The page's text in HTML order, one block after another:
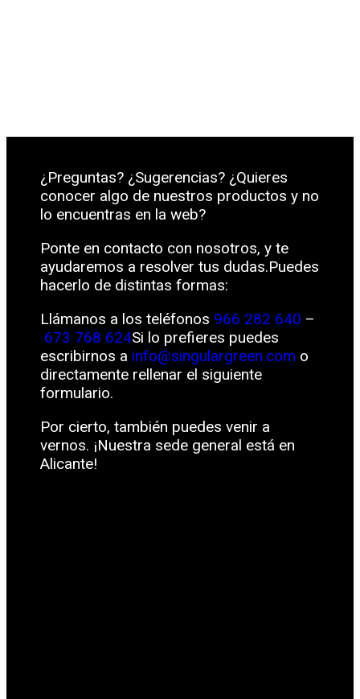
¿Preguntas? ¿Sugerencias? ¿Quieres
conocer algo de nuestros productos y no
lo encuentras en la web?
Ponte en contacto con nosotros, y te
ayudaremos a resolver tus dudas.Puedes
hacerlo de distintas formas:
Llámanos a los teléfonos 966 282 640 –
673 768 624Si lo prefieres puedes
escribirnos a info@singulargreen.com o
directamente rellenar el siguiente
formulario.
Por cierto, también puedes venir a
vernos. ¡Nuestra sede general está en
Alicante!